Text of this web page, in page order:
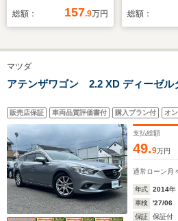
ーフレザーシート パ
ルトインETC 純正
17インチアルミ オ
ートライト デュアル
Bluetooth CD
総額： 157.9万円
チ SDナビ/
逸脱防止支
ー 純正/ヘ
続/ETC
総額：
マツダ
アテンザワゴン 2.2 XD ディーゼ
販売店保証 車両品質評価書付 購入プラン付 オ
支払総額
49.9万円
通常ローン 月
年式 2014年
車検
'27/06
保証
保証付